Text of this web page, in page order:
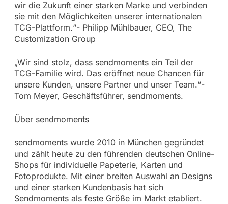
wir die Zukunft einer starken Marke und verbinden
sie mit den Möglichkeiten unserer internationalen
TCG-Plattform.“- Philipp Mühlbauer, CEO, The
Customization Group
„Wir sind stolz, dass sendmoments ein Teil der
TCG-Familie wird. Das eröffnet neue Chancen für
unsere Kunden, unsere Partner und unser Team.“-
Tom Meyer, Geschäftsführer, sendmoments.
Über sendmoments
sendmoments wurde 2010 in München gegründet
und zählt heute zu den führenden deutschen Online-
Shops für individuelle Papeterie, Karten und
Fotoprodukte. Mit einer breiten Auswahl an Designs
und einer starken Kundenbasis hat sich
Sendmoments als feste Größe im Markt etabliert.